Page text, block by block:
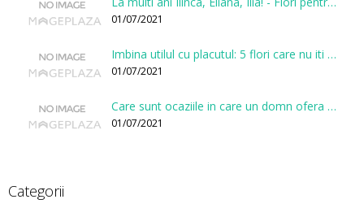
01/07/2021
Imbina utilul cu placutul: 5 flori care nu iti vor face gaura in buget
01/07/2021
Care sunt ocaziile in care un domn ofera flori?
01/07/2021
Categorii